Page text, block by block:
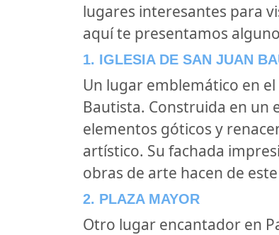
lugares interesantes para
aquí te presentamos
1. IGLESIA DE SAN JUAN
Un lugar emblemático en
Bautista. Construida en un
elementos góticos y
artístico. Su fachada
obras de arte hacen de
2. PLAZA MAYOR
Otro lugar encantador en